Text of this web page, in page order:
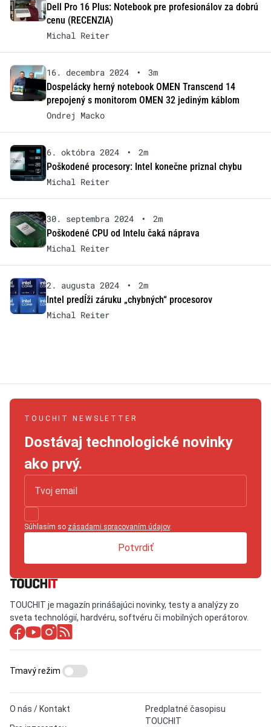
Dell Pro 16 Plus: Notebook pre profesionálov za dobrú
cenu (RECENZIA)
Michal Reiter
16. decembra 2024 •
3m
Dospelácky herný notebook OMEN Transcend 14
prepojený s monitorom OMEN 32 jediným káblom
Ondrej Macko
6. októbra 2024 •
2m
Poškodené procesory: Intel konečne priznal chybu
Michal Reiter
30. septembra 2024 •
2m
Poškodené CPU od Intelu čaká náprava
Michal Reiter
2. augusta 2024 •
2m
Intel predĺži záruku „chybných“ procesorov
Michal Reiter
TOUCHIT NEWSLETTER
Dostávaj technologické novinky
ako prvý.
Súhlasím so zásadami spracovaním údajov.
Potvrdiť
TOUCHIT je magazín prinášajúci novinky, testy a analýzy zo
sveta technológií, hardvéru, softvéru či mobilných operátorov.
O nás / Kontakt
Predplatné časopisu
TOUCHIT
Tmavý režim